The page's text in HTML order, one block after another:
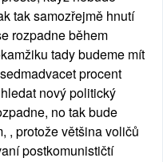
tak samozřejmě hnutí
rozpadne během
tady budeme mít
procent
nový politický
no tak bude
, protože většina voličů
postkomunističtí